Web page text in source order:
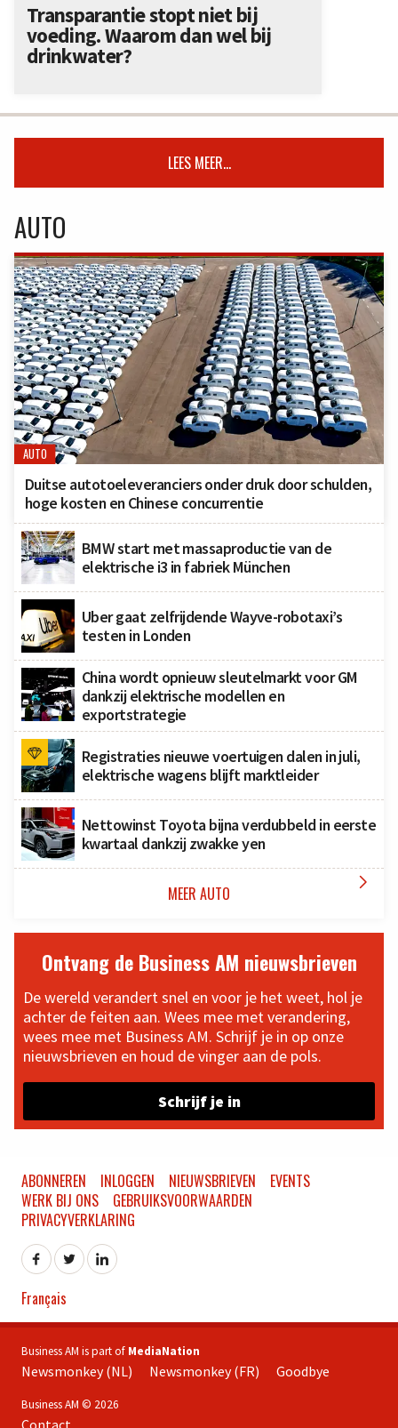
Transparantie stopt niet bij
voeding. Waarom dan wel bij
drinkwater?
LEES MEER...
AUTO
AUTO
Duitse autotoeleveranciers onder druk door schulden,
hoge kosten en Chinese concurrentie
BMW start met massaproductie van de
elektrische i3 in fabriek München
Uber gaat zelfrijdende Wayve-robotaxi’s
testen in Londen
China wordt opnieuw sleutelmarkt voor GM
dankzij elektrische modellen en
exportstrategie
Registraties nieuwe voertuigen dalen in juli,
elektrische wagens blijft marktleider
Nettowinst Toyota bijna verdubbeld in eerste
kwartaal dankzij zwakke yen
MEER AUTO 
Ontvang de Business AM nieuwsbrieven
De wereld verandert snel en voor je het weet, hol je
achter de feiten aan. Wees mee met verandering,
wees mee met Business AM. Schrijf je in op onze
nieuwsbrieven en houd de vinger aan de pols.
Schrijf je in
ABONNEREN INLOGGEN NIEUWSBRIEVEN
EVENTS
WERK BIJ ONS
GEBRUIKSVOORWAARDEN
PRIVACYVERKLARING
Français
Business AM is part of MediaNation
Newsmonkey (NL) Newsmonkey (FR) Goodbye
Business AM © 2026